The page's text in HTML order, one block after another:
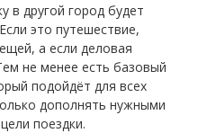
в другой город будет
это путешествие,
а если деловая
не менее есть базовый
подойдёт для всех
дополнять нужными
поездки.